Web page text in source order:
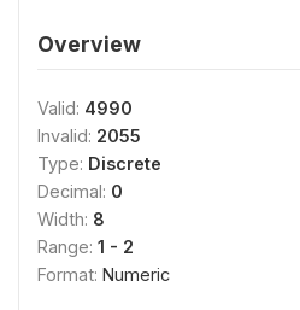
Overview
Valid: 4990
Invalid: 2055
Type: Discrete
Decimal: 0
Width: 8
Range: 1 - 2
Format: Numeric